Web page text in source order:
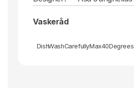
Vaskeråd
DishWashCarefullyMax40Degrees